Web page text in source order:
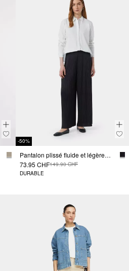
-50%
Pantalon plissé fluide et légèrement brillant
73.95 CHF149.90 CHF
DURABLE